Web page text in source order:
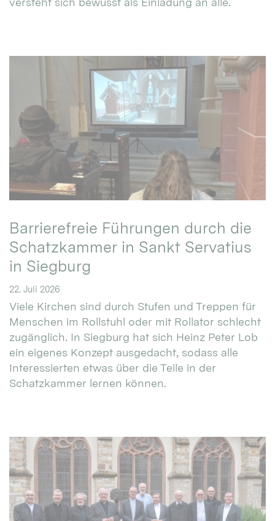
Barrierefreie Führungen durch die
Schatzkammer in Sankt Servatius
in Siegburg
22. Juli 2026
Viele Kirchen sind durch Stufen und Treppen für
Menschen im Rollstuhl oder mit Rollator schlecht
zugänglich. In Siegburg hat sich Heinz Peter Lob
ein eigenes Konzept ausgedacht, sodass alle
Interessierten etwas über die Teile in der
Schatzkammer lernen können.